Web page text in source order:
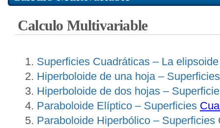
Calculo Multivariable
Superficies Cuadráticas – La elipsoide
Hiperboloide de una hoja –
Hiperboloide de dos hojas –
Paraboloide Elíptico – Superficies
Paraboloide Hiperbólico – Superficies